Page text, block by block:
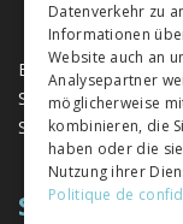
Eine einzigartige
Schweizer Verlagen
SITEMAP
Datenverkehr zu
Informationen
Website auch an
Analysepartner
möglicherweise
kombinieren, die
haben oder die
Nutzung ihrer
Politique de